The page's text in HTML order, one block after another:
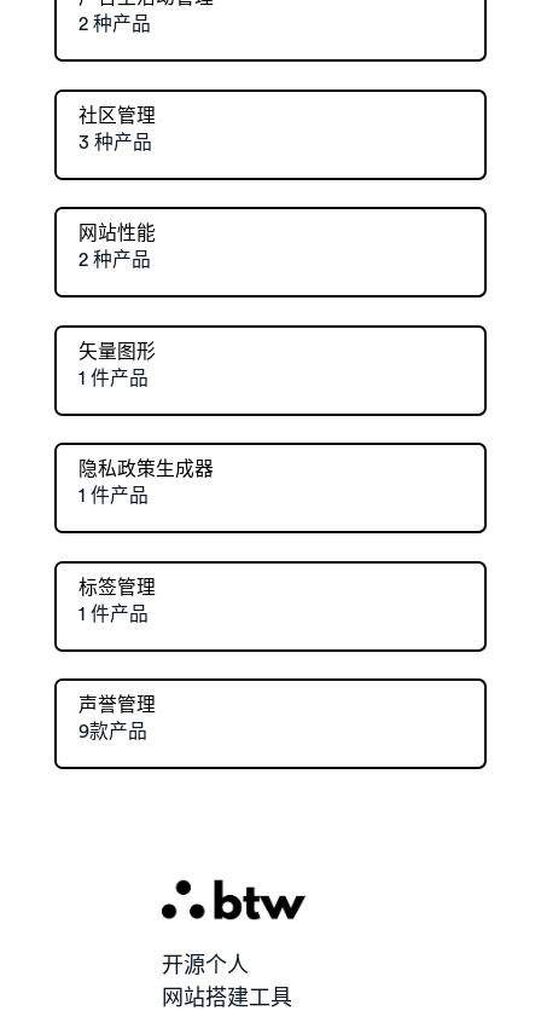
2 种产品
社区管理
3 种产品
网站性能
2 种产品
矢量图形
1 件产品
隐私政策生成器
1 件产品
标签管理
1 件产品
声誉管理
9款产品
开源个人
网站搭建工具